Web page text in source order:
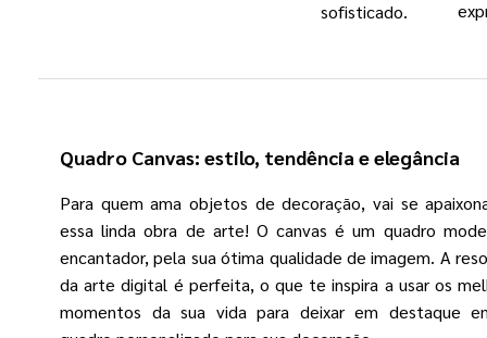
sofisticado.
Quadro Canvas: estilo, tendência e elegância
Para quem ama objetos de decoração, vai se
essa linda obra de arte! O canvas é um quadro
encantador, pela sua ótima qualidade de imagem. A
da arte digital é perfeita, o que te inspira a usar os
momentos da sua vida para deixar em destaque